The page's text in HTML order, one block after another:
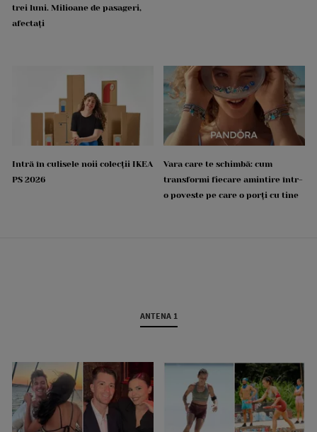
trei luni. Milioane de pasageri,
afectați
Intră în culisele noii colecții IKEA
PS 2026
Vara care te schimbă: cum
transformi fiecare amintire într-
o poveste pe care o porți cu tine
ANTENA 1